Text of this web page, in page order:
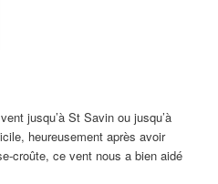
jusqu’à St Savin ou jusqu’à
heureusement après avoir
croûte, ce vent nous a bien aidé